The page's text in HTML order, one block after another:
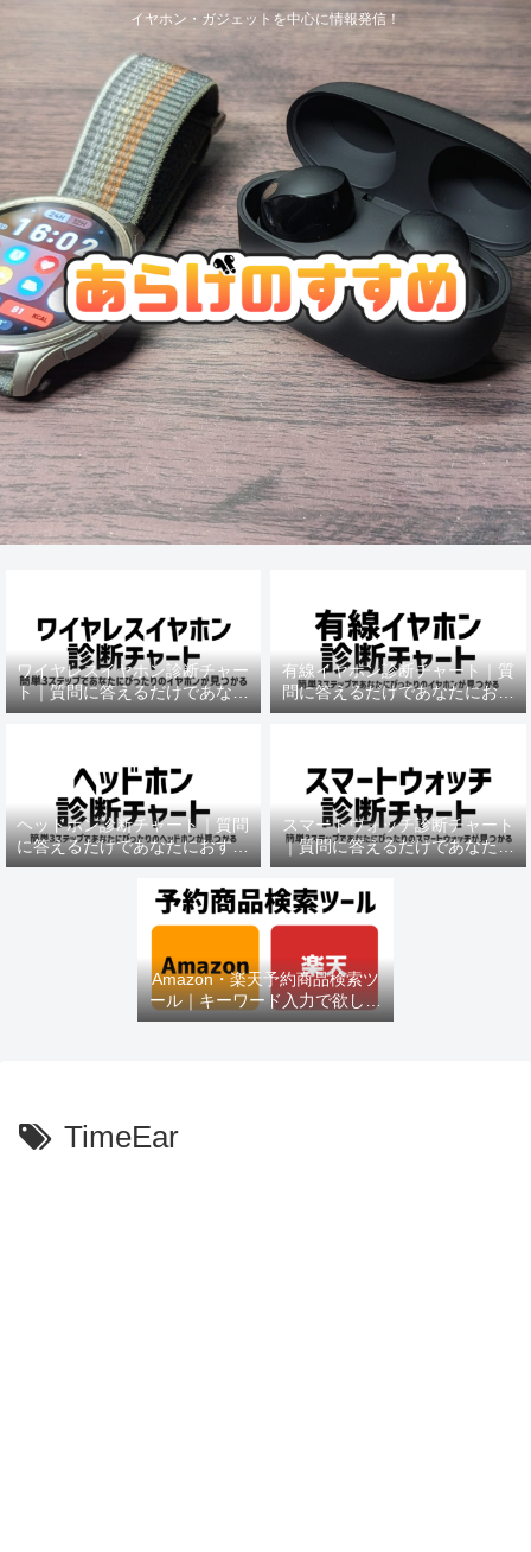
イヤホン・ガジェットを中心に情報発信！
ワイヤレスイヤホン診断チャー
ト｜質問に答えるだけであなた
におすすめの機種がわかる
有線イヤホン診断チャート｜質
問に答えるだけであなたにおす
すめの機種がわかる
ヘッドホン診断チャート｜質問
に答えるだけであなたにおすす
めの機種がわかる
スマートウォッチ診断チャート
｜質問に答えるだけであなたに
おすすめの機種がわかる
Amazon・楽天予約商品検索ツ
ール｜キーワード入力で欲しい
商品を即チェック
TimeEar